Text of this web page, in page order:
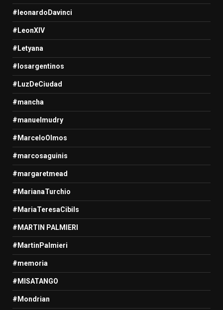
#leonardoDavinci
#LeonXIV
#Letyana
#losargentinos
#LuzDeCiudad
#mancha
#manuelmudry
#MarceloOlmos
#marcosaguinis
#margaretmead
#MarianaTurchio
#MariaTeresaCibils
#MARTIN PALMIERI
#MartinPalmieri
#memoria
#MISATANGO
#Mondrian